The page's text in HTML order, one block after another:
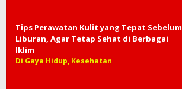
Tips Perawatan Kulit yang Tepat Sebelum
Liburan, Agar Tetap Sehat di Berbagai
Iklim
Di Gaya Hidup, Kesehatan